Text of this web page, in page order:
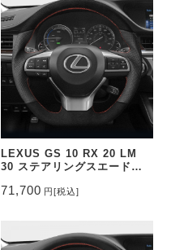
LEXUS GS 10 RX 20 LM
30 ステアリングスエード調&
ク無し CEEHOR-393_ACNA
71,700 円 [税込]